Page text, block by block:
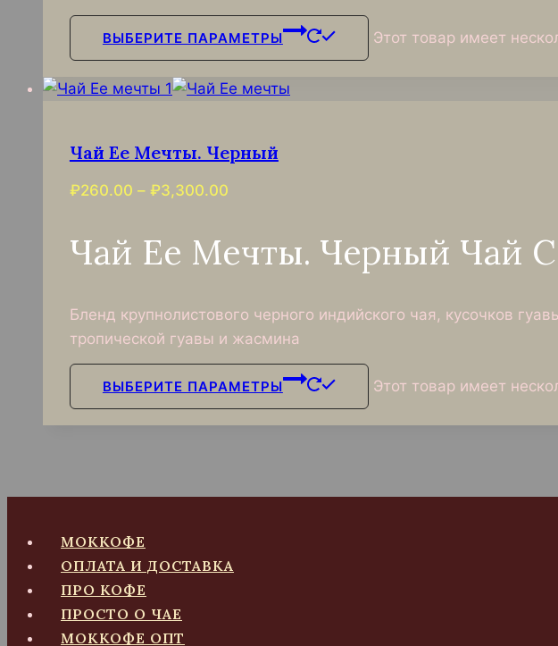
ВЫБЕРИТЕ ПАРАМЕТРЫ Этот товар имеет
Чай Ее Мечты. Черный
₽260.00 – ₽3,300.00
Чай Ее Мечты. Черный Чай
Бленд крупнолистового черного индийского чая, кусочков
тропической гуавы и жасмина
ВЫБЕРИТЕ ПАРАМЕТРЫ Этот товар имеет
МОККОФЕ
ОПЛАТА И ДОСТАВКА
ПРО КОФЕ
ПРОСТО О ЧАЕ
МОККОФЕ ОПТ